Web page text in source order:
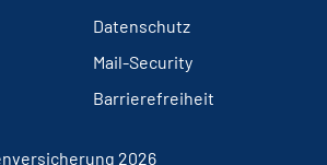
Datenschutz
Mail-Security
Barrierefreiheit
2026